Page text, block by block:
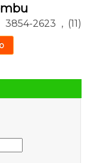
3854-2623 , (11)